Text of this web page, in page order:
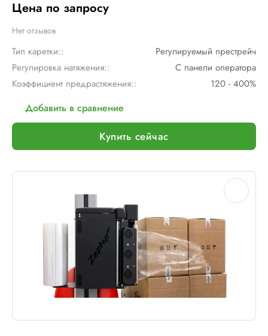
Цена по запросу
Нет отзывов
Тип каретки::
Регулируемый престрейч
Регулировка натяжения::
С панели оператора
Коэффициент предрастяжения::
120 - 400%
Добавить в сравнение
Купить сейчас